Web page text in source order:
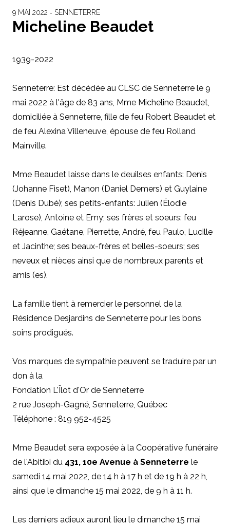
9 MAI 2022 ‐ SENNETERRE
Micheline Beaudet
1939-2022
Senneterre: Est décédée au CLSC de Senneterre le 9
mai 2022 à l'âge de 83 ans, Mme Micheline Beaudet,
domiciliée à Senneterre, fille de feu Robert Beaudet et
de feu Alexina Villeneuve, épouse de feu Rolland
Mainville.
Mme Beaudet laisse dans le deuilses enfants: Denis
(Johanne Fiset), Manon (Daniel Demers) et Guylaine
(Denis Dubé); ses petits-enfants: Julien (Élodie
Larose), Antoine et Emy; ses frères et soeurs: feu
Réjeanne, Gaétane, Pierrette, André, feu Paulo, Lucille
et Jacinthe; ses beaux-frères et belles-soeurs; ses
neveux et nièces ainsi que de nombreux parents et
amis (es).
La famille tient à remercier le personnel de la
Résidence Desjardins de Senneterre pour les bons
soins prodigués.
Vos marques de sympathie peuvent se traduire par un
don à la
Fondation L'Îlot d'Or de Senneterre
2 rue Joseph-Gagné, Senneterre, Québec
Téléphone : 819 952-4525
Mme Beaudet sera exposée à la Coopérative funéraire
de l'Abitibi du 431, 10e Avenue à Senneterre le
samedi 14 mai 2022, de 14 h à 17 h et de 19 h à 22 h,
ainsi que le dimanche 15 mai 2022, de 9 h à 11 h.
Les derniers adieux auront lieu le dimanche 15 mai